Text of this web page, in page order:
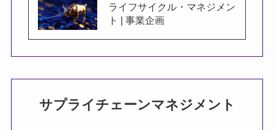
ライフサイクル・マネジメン
ト | 事業企画
サプライチェーンマネジメント